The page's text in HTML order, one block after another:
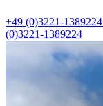
+49 (0)3221-1389224
(0)3221-1389224